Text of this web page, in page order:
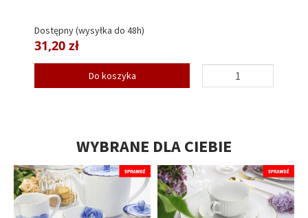
Dostępny (wysyłka do 48h)
31,20 zł
Do koszyka
WYBRANE DLA CIEBIE